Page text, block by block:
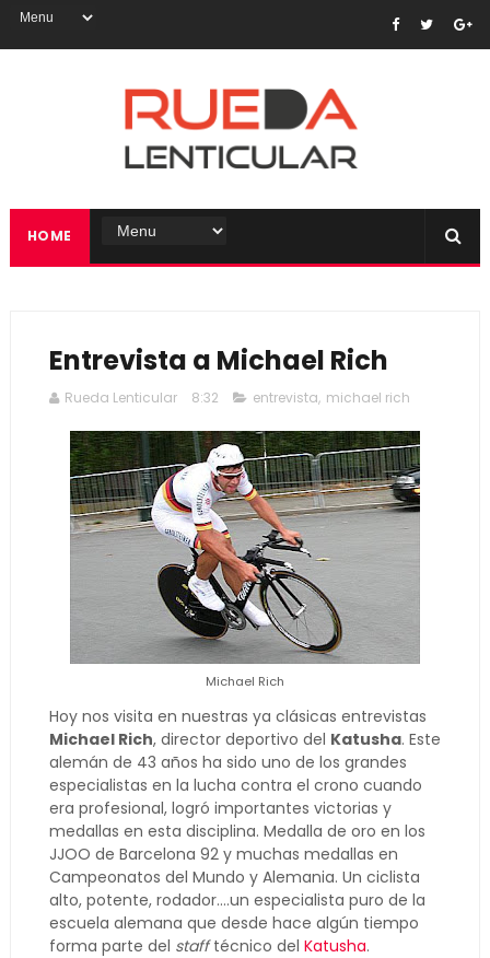
HOME
Entrevista a Michael Rich
Rueda Lenticular 8:32 entrevista, michael rich
Michael Rich
Hoy nos visita en nuestras ya clásicas entrevistas
Michael Rich, director deportivo del Katusha. Este
alemán de 43 años ha sido uno de los grandes
especialistas en la lucha contra el crono cuando
era profesional, logró importantes victorias y
medallas en esta disciplina. Medalla de oro en los
JJOO de Barcelona 92 y muchas medallas en
Campeonatos del Mundo y Alemania. Un ciclista
alto, potente, rodador....un especialista puro de la
escuela alemana que desde hace algún tiempo
forma parte del stafftécnico del Katusha.